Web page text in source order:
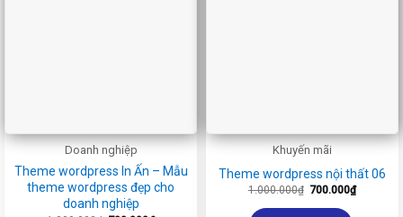
Doanh nghiệp
Theme wordpress In Ấn – Mẫu
theme wordpress đẹp cho
doanh nghiệp
Khuyến mãi
Theme wordpress nội thất 06
1.000.000₫ Giá
là:
700.000₫Giá
hiện